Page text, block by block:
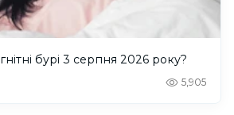
бурі 3 серпня 2026 року?
5,905